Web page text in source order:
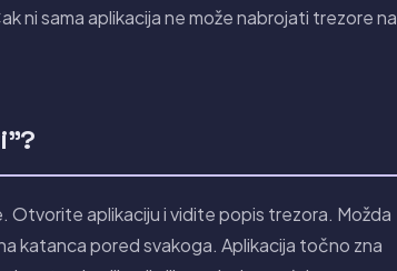
ni sama aplikacija ne može nabrojati trezore na
Otvorite aplikaciju i vidite popis trezora. Možda
katanca pored svakoga. Aplikacija točno zna